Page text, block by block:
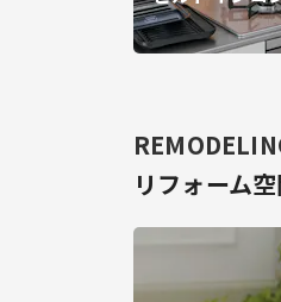
リフォーム